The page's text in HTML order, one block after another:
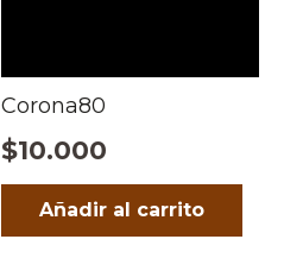
Corona80
$10.000
Añadir al carrito